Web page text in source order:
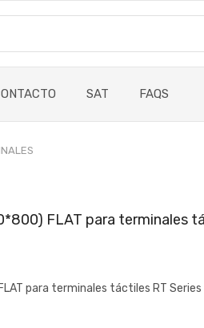
SAT FAQS
FLAT para terminales
para terminales táctiles RT Series